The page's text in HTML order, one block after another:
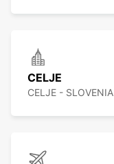
CELJE
CELJE - SLOVENIA